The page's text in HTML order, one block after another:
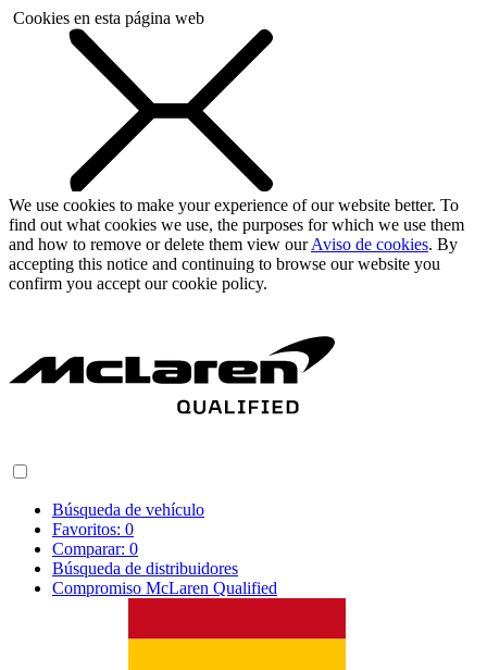
Cookies en esta página web
We use cookies to make your experience of our website better. To
find out what cookies we use, the purposes for which we use them
and how to remove or delete them view ourAviso de cookies. By
accepting this notice and continuing to browse our website you
confirm you accept our cookie policy.
Búsqueda de vehículo
Favoritos: 0
Comparar: 0
Búsqueda de distribuidores
Compromiso McLaren Qualified